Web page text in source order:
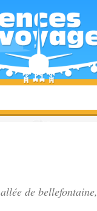
allée de bellefontaine,